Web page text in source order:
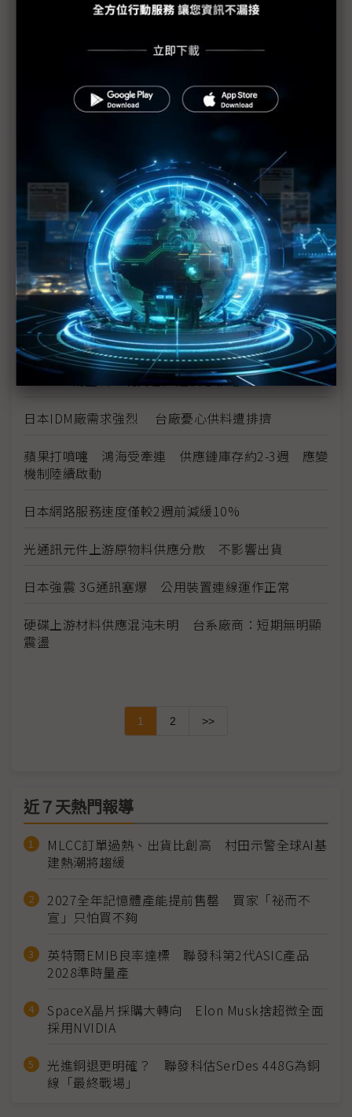
智慧型手機 業者面臨樹脂缺貨危機
日本危機最糟情況為何？
受災業者生產重心欲由關東轉往關西
強震震出隱憂 日本需要明確領導
宮城強震刺激 震醒日本失落十年
311地震衝擊全球供應鏈
影響供料與否 日東玻纖紗廠1週內復工是關鍵
威剛：庫存超過1個月 韓、美貨源可支援
DRAM 南亞科：現貨客戶追價意願增高
日本IDM廠需求強烈 台廠憂心供料遭排擠
蘋果打噴嚏 鴻海受牽連 供應鏈庫存約2-3週 應變
機制陸續啟動
日本網路服務速度僅較2週前減緩10%
光通訊元件上游原物料供應分散 不影響出貨
日本強震 3G通訊塞爆 公用裝置連線運作正常
硬碟上游材料供應混沌未明 台系廠商：短期無明顯
震盪
1 2 >>
近７天熱門報導
MLCC訂單過熱、出貨比創高 村田示警全球AI基
建熱潮將趨緩
2027全年記憶體產能提前售罄 買家「祕而不
宣」只怕買不夠
英特爾EMIB良率達標 聯發科第2代ASIC產品
2028準時量產
SpaceX晶片採購大轉向 Elon Musk捨超微全面
採用NVIDIA
光進銅退更明確？ 聯發科估SerDes 448G為銅
線「最終戰場」